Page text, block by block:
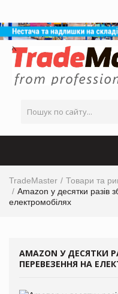
TradeMaster Товари та
Amazon у десятки разів
електромобілях
AMAZON У ДЕСЯТКИ
ПЕРЕВЕЗЕННЯ НА